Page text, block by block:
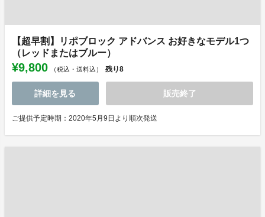
【超早割】リポブロック アドバンス お好きなモデル1つ
（レッドまたはブルー）
¥9,800 （税込・送料込） 残り8
詳細を見る 販売終了
ご提供予定時期：2020年5月9日より順次発送